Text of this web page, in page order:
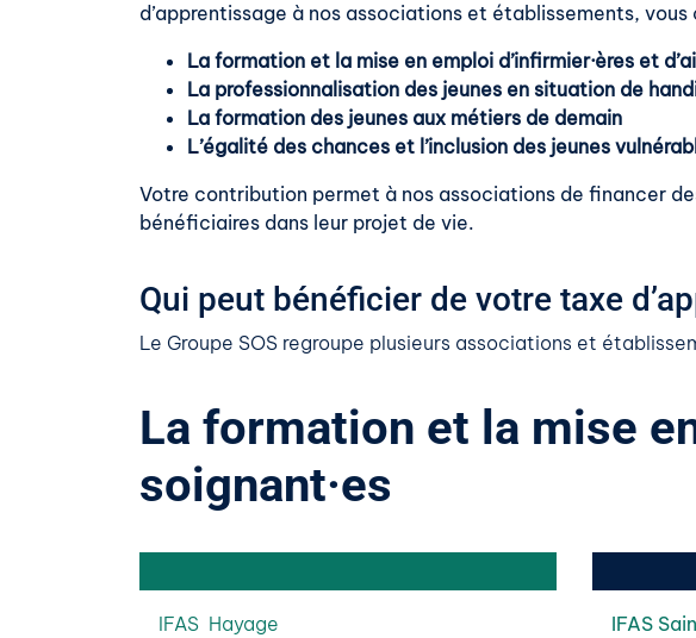
d’apprentissage à nos associations et établissements,
La formation et la mise en emploi d’infirmier·ères et
La professionnalisation des jeunes en situation de
La formation des jeunes aux métiers de demain
L’égalité des chances et l’inclusion des jeunes
Votre contribution permet à nos associations de financer
bénéficiaires dans leur projet de vie.
Qui peut bénéficier de votre taxe
Le Groupe SOS regroupe plusieurs associations et
La formation et la mise
soignant·es
IFAS Hayage
IFAS